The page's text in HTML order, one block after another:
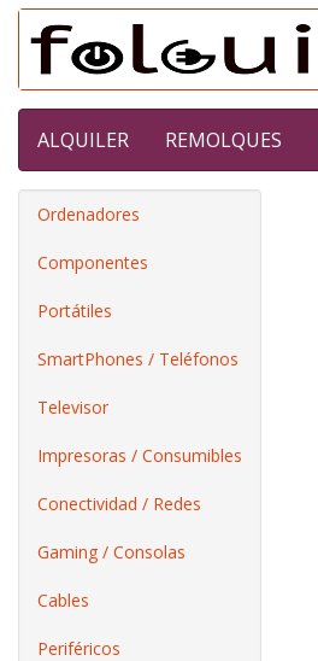
ALQUILER REMOLQUES
Ordenadores
Componentes
Portátiles
SmartPhones / Teléfonos
Televisor
Impresoras / Consumibles
Conectividad / Redes
Gaming / Consolas
Cables
Periféricos